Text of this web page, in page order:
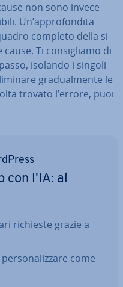
non sono invece
Un’ap­pro­fon­di­ta
completo della si­
Ti con­si­glia­mo di
isolando i singoli
gra­dual­men­te le
trovato l’errore, puoi
con l'IA: al
richieste grazie a
come